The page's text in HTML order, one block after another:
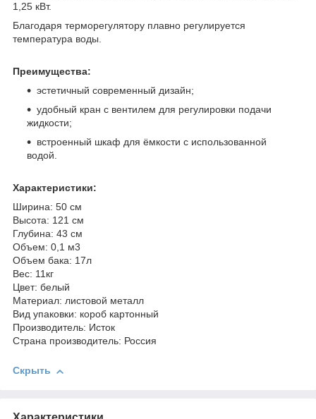
1,25 кВт.
Благодаря терморегулятору плавно регулируется
температура воды.
Преимущества:
эстетичный современный дизайн;
удобный кран с вентилем для регулировки подачи
жидкости;
встроенный шкаф для ёмкости с использованной
водой.
Характеристики:
Ширина: 50 см
Высота: 121 см
Глубина: 43 см
Объем: 0,1 м3
Объем бака: 17л
Вес: 11кг
Цвет: белый
Материал: листовой металл
Вид упаковки: короб картонный
Производитель: Исток
Страна производитель: Россия
Скрыть